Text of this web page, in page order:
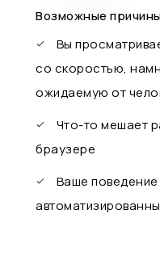
Возможные
Вы
со скоростью,
ожидаемую от
Что-то мешает
браузере
Ваше